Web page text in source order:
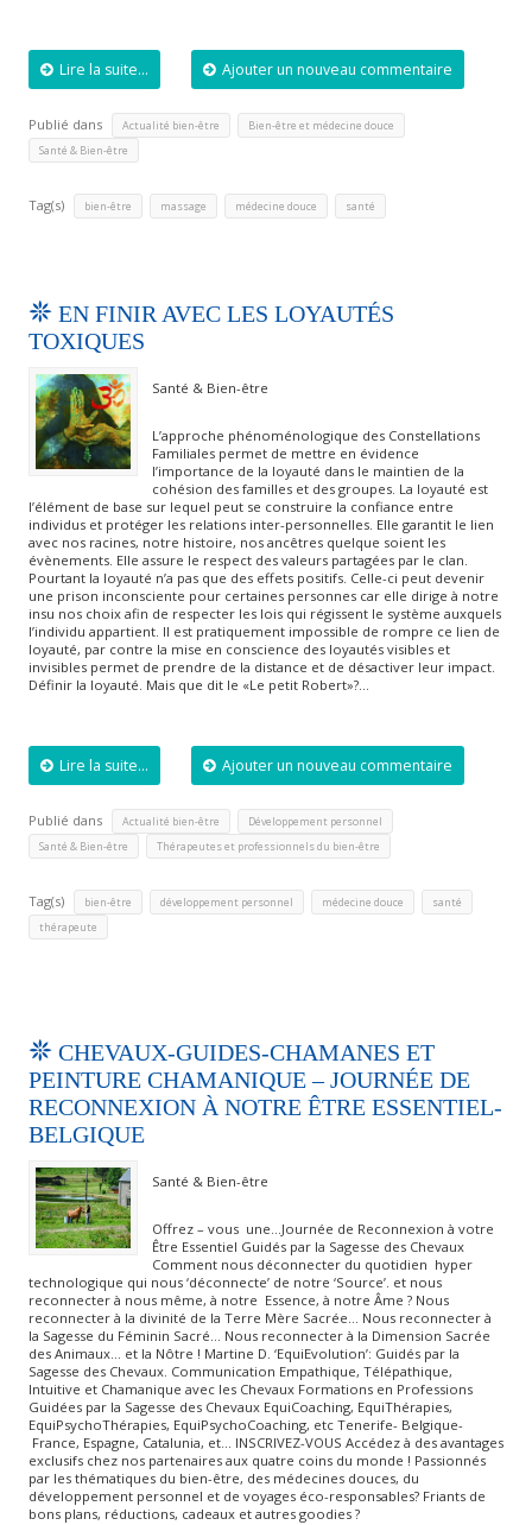
Lire la suite... Ajouter un nouveau commentaire
Publié dans Actualité bien-être Bien-être et médecine douce
Santé & Bien-être
Tag(s) bien-être massage médecine douce santé
EN FINIR AVEC LES LOYAUTÉS
TOXIQUES
Santé & Bien-être
L’approche phénoménologique des Constellations
Familiales permet de mettre en évidence
l’importance de la loyauté dans le maintien de la
cohésion des familles et des groupes. La loyauté est
l’élément de base sur lequel peut se construire la confiance entre
individus et protéger les relations inter-personnelles. Elle garantit le lien
avec nos racines, notre histoire, nos ancêtres quelque soient les
évènements. Elle assure le respect des valeurs partagées par le clan.
Pourtant la loyauté n’a pas que des effets positifs. Celle-ci peut devenir
une prison inconsciente pour certaines personnes car elle dirige à notre
insu nos choix afin de respecter les lois qui régissent le système auxquels
l’individu appartient. Il est pratiquement impossible de rompre ce lien de
loyauté, par contre la mise en conscience des loyautés visibles et
invisibles permet de prendre de la distance et de désactiver leur impact.
Définir la loyauté. Mais que dit le «Le petit Robert»?…
Lire la suite... Ajouter un nouveau commentaire
Publié dans Actualité bien-être Développement personnel
Santé & Bien-être Thérapeutes et professionnels du bien-être
Tag(s) bien-être développement personnel médecine douce santé
thérapeute
CHEVAUX-GUIDES-CHAMANES ET
PEINTURE CHAMANIQUE – JOURNÉE DE
RECONNEXION À NOTRE ÊTRE ESSENTIEL-
BELGIQUE
Santé & Bien-être
Offrez – vous une…Journée de Reconnexion à votre
Être Essentiel Guidés par la Sagesse des Chevaux
Comment nous déconnecter du quotidien hyper
technologique qui nous ‘déconnecte’ de notre ‘Source’. et nous
reconnecter à nous même, à notre Essence, à notre Âme ? Nous
reconnecter à la divinité de la Terre Mère Sacrée… Nous reconnecter à
la Sagesse du Féminin Sacré… Nous reconnecter à la Dimension Sacrée
des Animaux… et la Nôtre ! Martine D. ‘EquiEvolution’: Guidés par la
Sagesse des Chevaux. Communication Empathique, Télépathique,
Intuitive et Chamanique avec les Chevaux Formations en Professions
Guidées par la Sagesse des Chevaux EquiCoaching, EquiThérapies,
EquiPsychoThérapies, EquiPsychoCoaching, etc Tenerife- Belgique-
France, Espagne, Catalunia, et… INSCRIVEZ-VOUS Accédez à des avantages
exclusifs chez nos partenaires aux quatre coins du monde ! Passionnés
par les thématiques du bien-être, des médecines douces, du
développement personnel et de voyages éco-responsables? Friants de
bons plans, réductions, cadeaux et autres goodies ?